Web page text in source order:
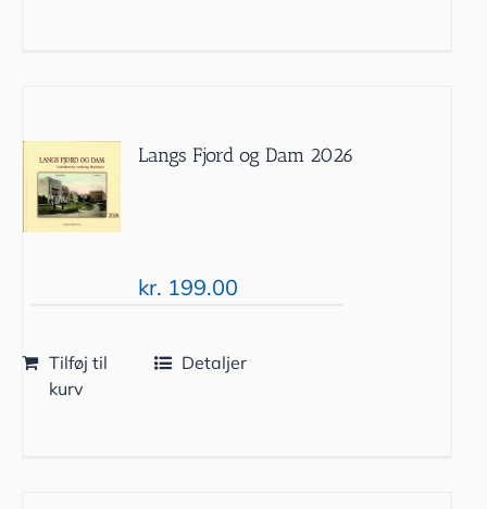
Langs Fjord og Dam 2026
kr. 199.00
Tilføj til
kurv
Detaljer